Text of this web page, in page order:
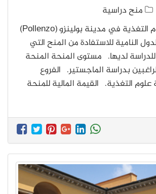
منح دراسية
تدعو جامعة علوم التغذية في مدينة بولينزو (Pollenzo)
النامية للاستفادة من المنح التي
لديها. مستوى المنحة المنحة
بدراسة الماجستير. الفروع
علوم التغذية. القيمة المالية للمنحة